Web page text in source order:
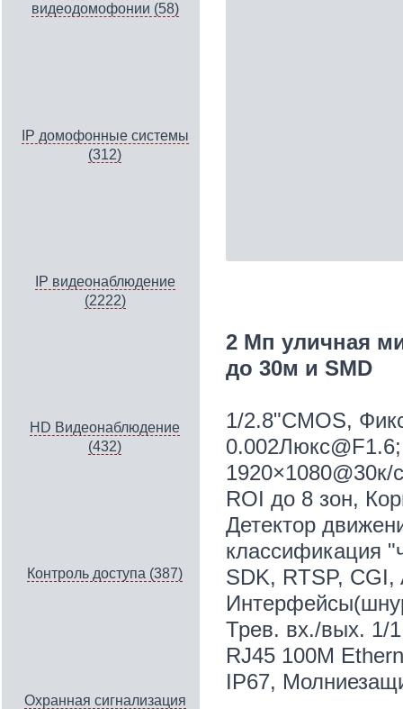
видеодомофонии (58)
IP домофонные системы
(312)
IP видеонаблюдение
(2222)
HD Видеонаблюдение
(432)
Контроль доступа (387)
Охранная сигнализация
2 Мп уличная
до 30м и SMD
1/2.8"CMOS,
ROI до 8 зон,
Детектор
классификация
SDK, RTSP, CGI,
Трев. вх./вых. 1/
RJ45 100M
IP67,